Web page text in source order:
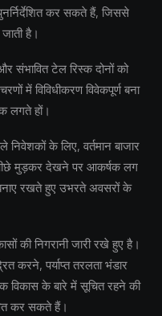
कर सकते हैं, जिससे
है।
संभावित टेल रिस्क दोनों को
में विविधीकरण विवेकपूर्ण बना
लगते हों।
के लिए, वर्तमान बाजार
पीछे मुड़कर देखने पर आकर्षक लग
रखते हुए उभरते अवसरों के
की निगरानी जारी रखे हुए है।
करने, पर्याप्त तरलता भंडार
विकास के बारे में सूचित रहने की
कर सकते हैं।